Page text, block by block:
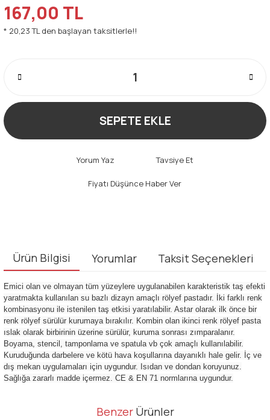
167,00 TL
* 20,23 TL den başlayan taksitlerle!!
SEPETE EKLE
Yorum Yaz Tavsiye Et
Fiyatı Düşünce Haber Ver
Ürün Bilgisi Yorumlar Taksit Seçenekleri
Emici olan ve olmayan tüm yüzeylere uygulanabilen karakteristik taş efekti
yaratmakta kullanılan su bazlı dizayn amaçlı rölyef pastadır. İki farklı renk
kombinasyonu ile istenilen taş etkisi yaratılabilir. Astar olarak ilk önce bir
renk rölyef sürülür kurumaya bırakılır. Kombin olan ikinci renk rölyef pasta
ıslak olarak birbirinin üzerine sürülür, kuruma sonrası zımparalanır.
Boyama, stencil, tamponlama ve spatula vb çok amaçlı kullanılabilir.
Kuruduğunda darbelere ve kötü hava koşullarına dayanıklı hale gelir. İç ve
dış mekan uygulamaları için uygundur. Isıdan ve dondan koruyunuz.
Sağlığa zararlı madde içermez. CE & EN 71 normlarına uygundur.
Bu ürünün fiyat bilgisi, resim, ürün açıklamalarında ve diğer
Benzer Ürünler